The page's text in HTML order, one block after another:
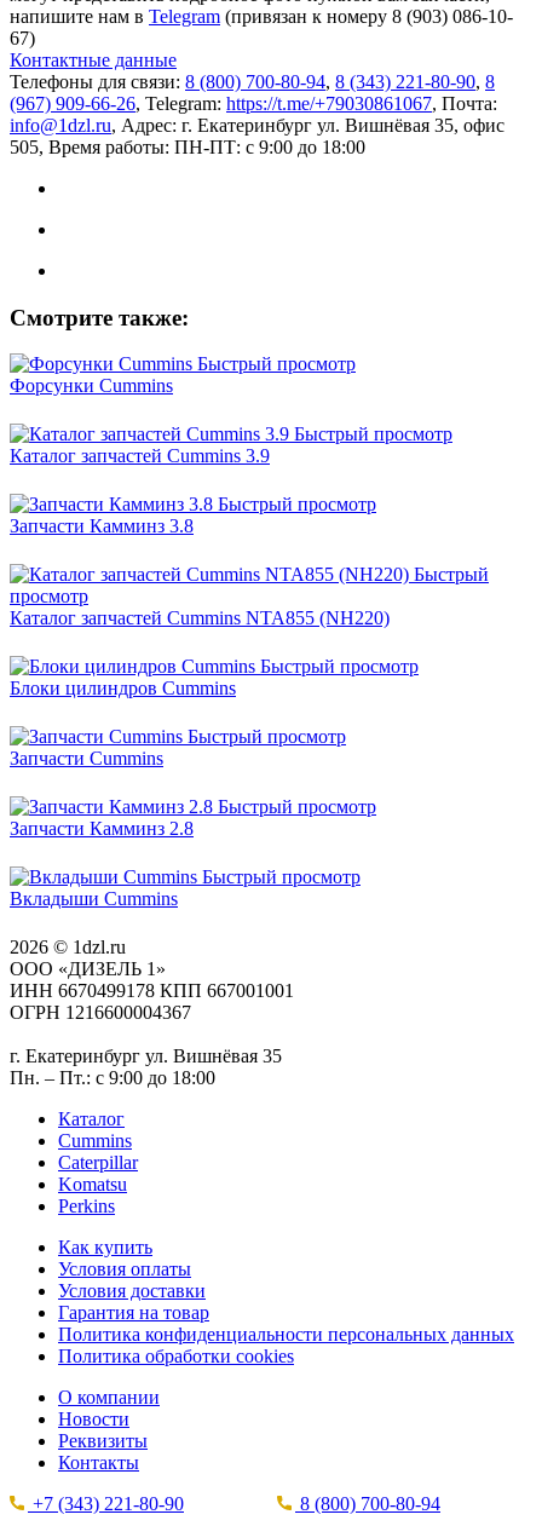
напишите нам в Telegram (привязан к номеру 8 (903) 086-10-
67)
Контактные данные
Телефоны для связи: 8 (800) 700-80-94, 8 (343) 221-80-90, 8
(967) 909-66-26, Telegram: https://t.me/+79030861067, Почта:
info@1dzl.ru, Адрес: г. Екатеринбург ул. Вишнёвая 35, офис
505, Время работы: ПН-ПТ: с 9:00 до 18:00
Смотрите также:
Быстрый просмотр
Форсунки Cummins
Быстрый просмотр
Каталог запчастей Cummins 3.9
Быстрый просмотр
Запчасти Камминз 3.8
Быстрый
просмотр
Каталог запчастей Cummins NTA855 (NH220)
Быстрый просмотр
Блоки цилиндров Cummins
Быстрый просмотр
Запчасти Cummins
Быстрый просмотр
Запчасти Камминз 2.8
Быстрый просмотр
Вкладыши Cummins
2026 © 1dzl.ru
ООО «ДИЗЕЛЬ 1»
ИНН 6670499178 КПП 667001001
ОГРН 1216600004367
г. Екатеринбург ул. Вишнёвая 35
Пн. – Пт.: с 9:00 до 18:00
Каталог
Cummins
Caterpillar
Komatsu
Perkins
Как купить
Условия оплаты
Условия доставки
Гарантия на товар
Политика конфиденциальности персональных данных
Политика обработки cookies
О компании
Новости
Реквизиты
Контакты
+7 (343) 221-80-90
8 (800) 700-80-94